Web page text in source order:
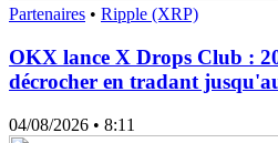
Partenaires • Ripple (XRP)
OKX lance X Drops Club :
décrocher en tradant
04/08/2026 • 8:11